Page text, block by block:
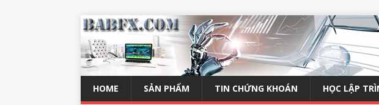
HOME SẢN PHẨM TIN CHỨNG KHOÁN HỌC LẬP